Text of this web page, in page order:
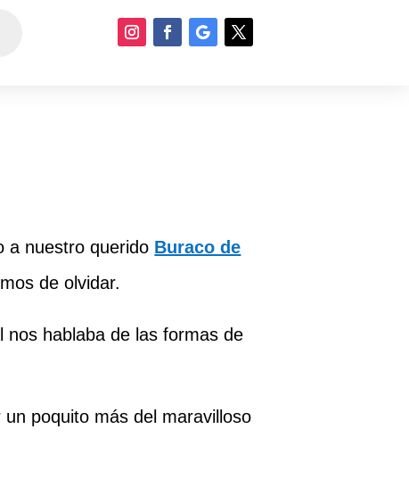
a nuestro querido Buraco de
de olvidar.
hablaba de las formas de
poquito más del maravilloso